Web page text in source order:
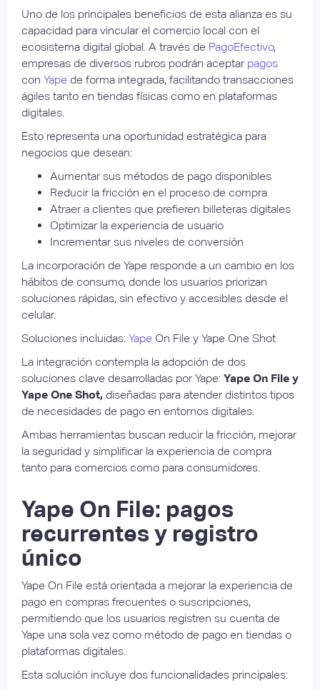
Uno de los principales beneficios de esta alianza es su
capacidad para vincular el comercio local con el
ecosistema digital global. A través de PagoEfectivo,
empresas de diversos rubros podrán aceptar pagos
con Yape de forma integrada, facilitando transacciones
ágiles tanto en tiendas físicas como en plataformas
digitales.
Esto representa una oportunidad estratégica para
negocios que desean:
Aumentar sus métodos de pago disponibles
Reducir la fricción en el proceso de compra
Atraer a clientes que prefieren billeteras digitales
Optimizar la experiencia de usuario
Incrementar sus niveles de conversión
La incorporación de Yape responde a un cambio en los
hábitos de consumo, donde los usuarios priorizan
soluciones rápidas, sin efectivo y accesibles desde el
celular.
Soluciones incluidas: Yape On File y Yape One Shot
La integración contempla la adopción de dos
soluciones clave desarrolladas por Yape: Yape On File y
Yape One Shot, diseñadas para atender distintos tipos
de necesidades de pago en entornos digitales.
Ambas herramientas buscan reducir la fricción, mejorar
la seguridad y simplificar la experiencia de compra
tanto para comercios como para consumidores.
Yape On File: pagos
recurrentes y registro
único
Yape On File está orientada a mejorar la experiencia de
pago en compras frecuentes o suscripciones,
permitiendo que los usuarios registren su cuenta de
Yape una sola vez como método de pago en tiendas o
plataformas digitales.
Esta solución incluye dos funcionalidades principales: